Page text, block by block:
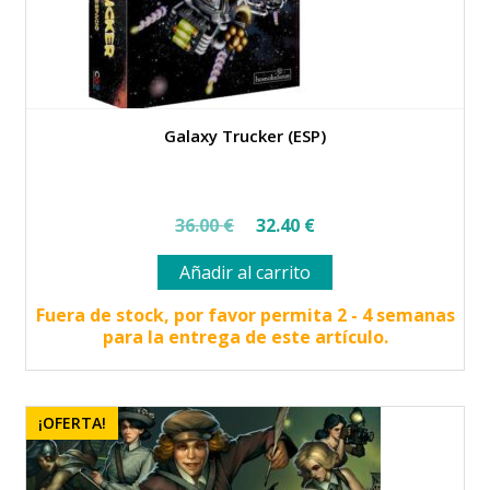
Galaxy Trucker (ESP)
36.00€
El
precio
original
era:
36.00 €.
32.40 €El
precio
actual
es:
32.40 €.
Añadir al carrito
Fuera de stock, por favor permita 2 - 4 semanas
para la entrega de este artículo.
¡OFERTA!